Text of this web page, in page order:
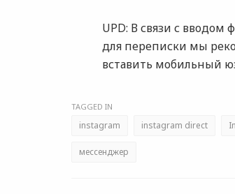
UPD: В связи с
для переписки мы
вставить мобильный
TAGGED IN
instagram instagram direct
мессенджер